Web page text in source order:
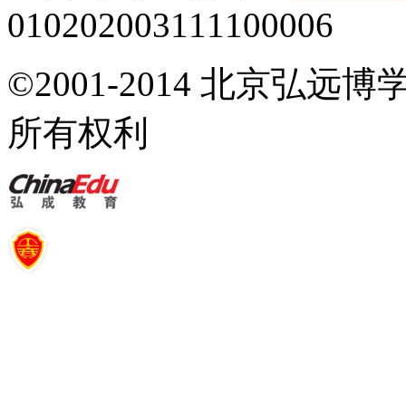
010202003111100006
©2001-2014 北京弘远博
所有权利